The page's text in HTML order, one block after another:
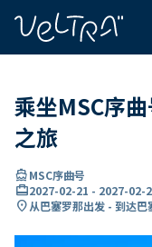
乘坐MSC序
之旅
directions_boatMSC序曲号
card_travel2027-02-21 - 2027-02-
location_on从巴塞罗那出发 - 到达巴